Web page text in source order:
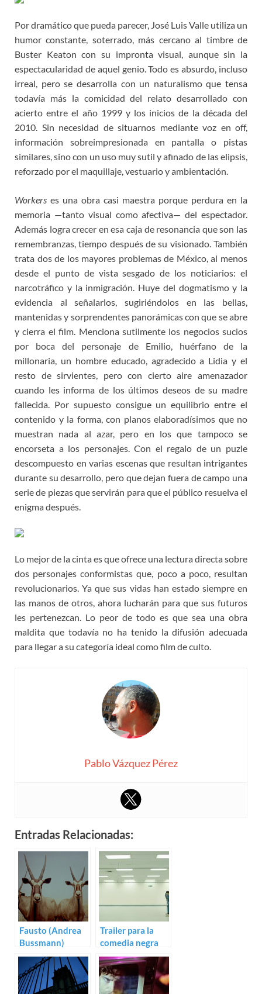
Por dramático que pueda parecer, José Luis Valle utiliza un
humor constante, soterrado, más cercano al timbre de
Buster Keaton con su impronta visual, aunque sin la
espectacularidad de aquel genio. Todo es absurdo, incluso
irreal, pero se desarrolla con un naturalismo que tensa
todavía más la comicidad del relato desarrollado con
acierto entre el año 1999 y los inicios de la década del
2010. Sin necesidad de situarnos mediante voz en off,
información sobreimpresionada en pantalla o pistas
similares, sino con un uso muy sutil y afinado de las elipsis,
reforzado por el maquillaje, vestuario y ambientación.
Workers es una obra casi maestra porque perdura en la
memoria —tanto visual como afectiva— del espectador.
Además logra crecer en esa caja de resonancia que son las
remembranzas, tiempo después de su visionado. También
trata dos de los mayores problemas de México, al menos
desde el punto de vista sesgado de los noticiarios: el
narcotráfico y la inmigración. Huye del dogmatismo y la
evidencia al señalarlos, sugiriéndolos en las bellas,
mantenidas y sorprendentes panorámicas con que se abre
y cierra el film. Menciona sutilmente los negocios sucios
por boca del personaje de Emilio, huérfano de la
millonaria, un hombre educado, agradecido a Lidia y el
resto de sirvientes, pero con cierto aire amenazador
cuando les informa de los últimos deseos de su madre
fallecida. Por supuesto consigue un equilibrio entre el
contenido y la forma, con planos elaboradísimos que no
muestran nada al azar, pero en los que tampoco se
encorseta a los personajes. Con el regalo de un puzle
descompuesto en varias escenas que resultan intrigantes
durante su desarrollo, pero que dejan fuera de campo una
serie de piezas que servirán para que el público resuelva el
enigma después.
Lo mejor de la cinta es que ofrece una lectura directa sobre
dos personajes conformistas que, poco a poco, resultan
revolucionarios. Ya que sus vidas han estado siempre en
las manos de otros, ahora lucharán para que sus futuros
les pertenezcan. Lo peor de todo es que sea una obra
maldita que todavía no ha tenido la difusión adecuada
para llegar a su categoría ideal como film de culto.
Pablo Vázquez Pérez
Entradas Relacionadas:
Fausto (Andrea
Bussmann)
Trailer para la
comedia negra
Workers, de José
Luis Valle